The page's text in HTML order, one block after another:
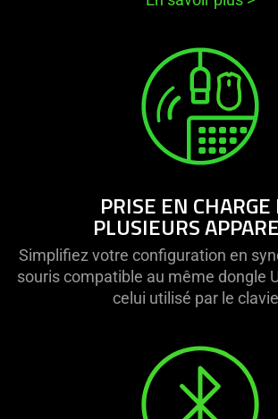
PRISE EN CHARGE
PLUSIEURS
Simplifiez votre configuration en
souris compatible au même dongle
celui utilisé par le